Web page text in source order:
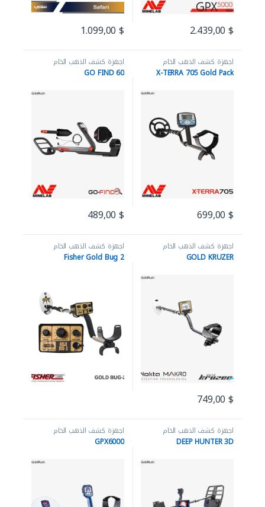
2.439,00$
1.099,00$
اجهزة كشف الذهب الخام
X-TERRA 705 Gold Pack
699,00$
اجهزة كشف الذهب الخام
GO FIND 60
489,00$
اجهزة كشف الذهب الخام
GOLD KRUZER
749,00$
اجهزة كشف الذهب الخام
Fisher Gold Bug 2
اجهزة كشف الذهب الخام
DEEP HUNTER 3D
اجهزة كشف الذهب الخام
GPX6000